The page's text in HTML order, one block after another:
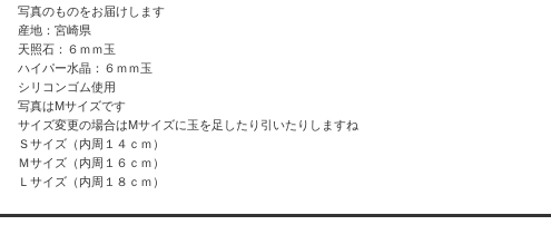
写真のものをお届けします
産地：宮崎県
天照石：６ｍｍ玉
ハイパー水晶 ：６ｍｍ玉
シリコンゴム使用
写真はMサイズです
サイズ変更の場合はMサイズに玉を足したり引いたりしますね
Ｓサイズ（内周１４ｃｍ）
Ｍサイズ（内周１６ｃｍ）
Ｌサイズ（内周１８ｃｍ）